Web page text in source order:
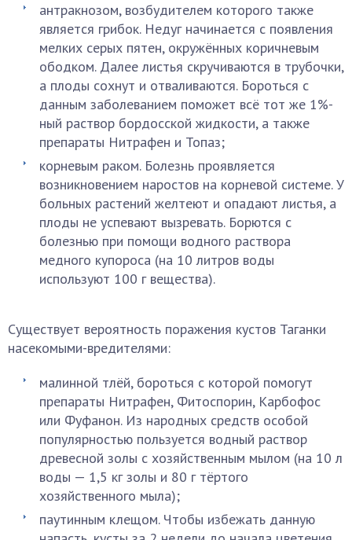
антракнозом, возбудителем которого также
является грибок. Недуг начинается с появления
мелких серых пятен, окружённых коричневым
ободком. Далее листья скручиваются в трубочки,
а плоды сохнут и отваливаются. Бороться с
данным заболеванием поможет всё тот же 1%-
ный раствор бордосской жидкости, а также
препараты Нитрафен и Топаз;
корневым раком. Болезнь проявляется
возникновением наростов на корневой системе. У
больных растений желтеют и опадают листья, а
плоды не успевают вызревать. Борются с
болезнью при помощи водного раствора
медного купороса (на 10 литров воды
используют 100 г вещества).
Существует вероятность поражения кустов Таганки
насекомыми-вредителями:
малинной тлёй, бороться с которой помогут
препараты Нитрафен, Фитоспорин, Карбофос
или Фуфанон. Из народных средств особой
популярностью пользуется водный раствор
древесной золы с хозяйственным мылом (на 10 л
воды — 1,5 кг золы и 80 г тёртого
хозяйственного мыла);
паутинным клещом. Чтобы избежать данную